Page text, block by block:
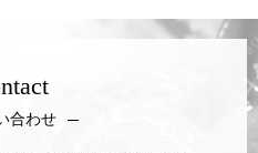
合わせ